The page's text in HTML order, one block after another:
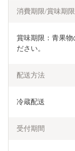
消費期限/賞味期限
賞味期限：青果物
ださい。
配送方法
冷蔵配送
受付期間